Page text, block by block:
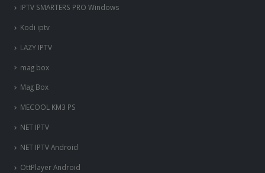
IPTV SMARTERS PRO Windows
Kodi iptv
LAZY IPTV
mag box
Mag Box
MECOOL KM3 PS
NET IPTV
NET IPTV Android
OttPlayer Android